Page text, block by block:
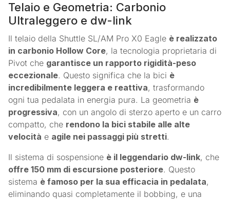
Telaio e Geometria: Carbonio
Ultraleggero e dw-link
Il telaio della Shuttle SL/AM Pro X0 Eagle è realizzato
in carbonio Hollow Core, la tecnologia proprietaria di
Pivot che garantisce un rapporto rigidità-peso
eccezionale. Questo significa che la bici è
incredibilmente leggera e reattiva, trasformando
ogni tua pedalata in energia pura. La geometria è
progressiva, con un angolo di sterzo aperto e un carro
compatto, che rendono la bici stabile alle alte
velocità e agile nei passaggi più stretti.
Il sistema di sospensione è il leggendario dw-link, che
offre 150 mm di escursione posteriore. Questo
sistema è famoso per la sua efficacia in pedalata,
eliminando quasi completamente il bobbing, e una